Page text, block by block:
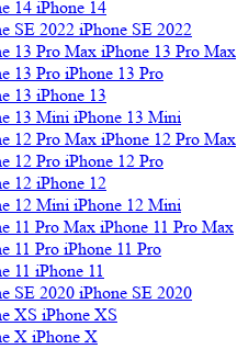
iPhone 14
iPhone SE 2022
iPhone 13 Pro Max
iPhone 13 Pro
iPhone 13
iPhone 13 Mini
iPhone 12 Pro Max
iPhone 12 Pro
iPhone 12
iPhone 12 Mini
iPhone 11 Pro Max
iPhone 11 Pro
iPhone 11
iPhone SE 2020
iPhone XS
iPhone X